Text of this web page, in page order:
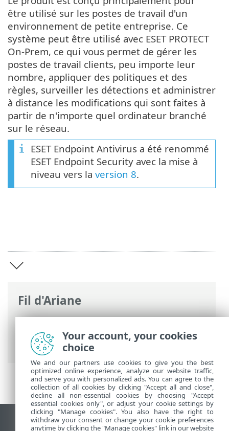
Fil d'Ariane
Aide en ligne d'ESET>ESET Endpoint
Antivirus for macOS>ESET Endpoint
Antivirus for macOS
être utilisé sur les postes de travail d'un
environnement de petite entreprise. Ce
système peut être utilisé avec ESET PROTECT
On-Prem, ce qui vous permet de gérer les
postes de travail clients, peu importe leur
nombre, appliquer des politiques et des
règles, surveiller les détections et administrer
à distance les modifications qui sont faites à
partir de n'importe quel ordinateur branché
sur le réseau.
ESET Endpoint Antivirus a été renommé
ESET Endpoint Security avec la mise à
niveau vers la version 8.
Afficher le site pour ordinateur de bureau
Your account, your cookies
choice
We and our partners use cookies to give you the best
optimized online experience, analyze our website traffic,
and serve you with personalized ads. You can agree to the
collection of all cookies by clicking "Accept all and close",
decline all non-essential cookies by choosing "Accept
essential cookies only", or adjust your cookie settings by
clicking "Manage cookies". You also have the right to
withdraw your consent or change your cookie preferences
anytime by clicking the "Manage cookies" link in our website